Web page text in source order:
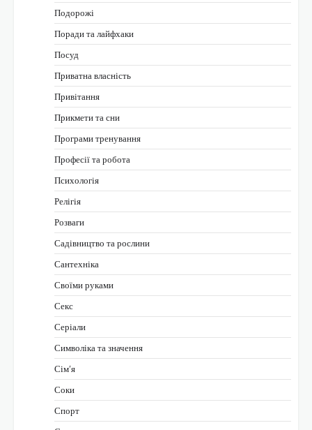
Подорожі
Поради та лайфхаки
Посуд
Приватна власність
Привітання
Прикмети та сни
Програми тренування
Професії та робота
Психологія
Релігія
Розваги
Садівництво та рослини
Сантехніка
Своїми руками
Секс
Серіали
Символіка та значення
Сім’я
Соки
Спорт